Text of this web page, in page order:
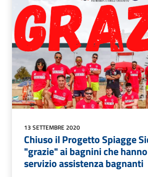
13 SETTEMBRE 2020
Chiuso il Progetto Spiagge
"grazie" ai bagnini che
servizio assistenza bagnanti